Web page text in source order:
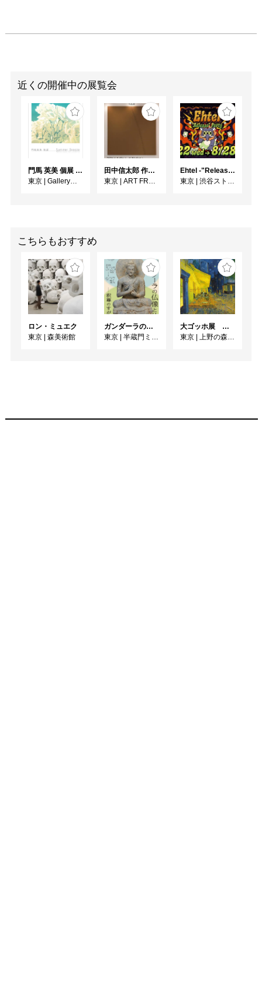
近くの開催中の展覧会
門馬 英美 個展 Summer Breeze
東京
Gallery子の星
田中信太郎 作品展
東京
ART FRONT GALLERY
Ehtel -"Release" Party
東京
渋谷ストリームホール
こちらもおすすめ
ロン・ミュエク
東京
森美術館
ガンダーラの仏像と仏伝ー釈尊のすがたー
東京
半蔵門ミュージアム
大ゴッホ展 夜のカフェテラス
東京
上野の森美術館